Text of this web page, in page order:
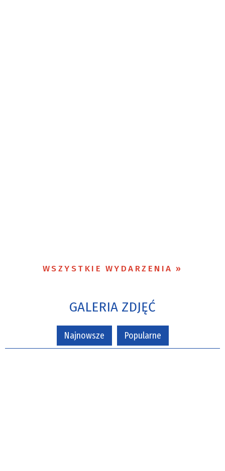
WSZYSTKIE WYDARZENIA
GALERIA ZDJĘĆ
Najnowsze Popularne